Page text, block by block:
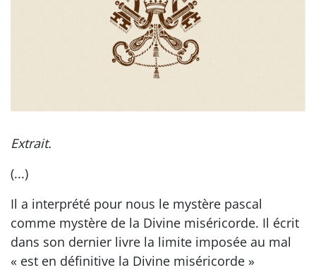
Extrait.
(...)
Il a interprété pour nous le mystère pascal
comme mystère de la Divine miséricorde. Il écrit
dans son dernier livre la limite imposée au mal
« est en définitive la Divine miséricorde »